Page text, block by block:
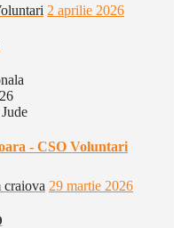
2 aprilie 2026
- CSO Voluntari
29 martie 2026